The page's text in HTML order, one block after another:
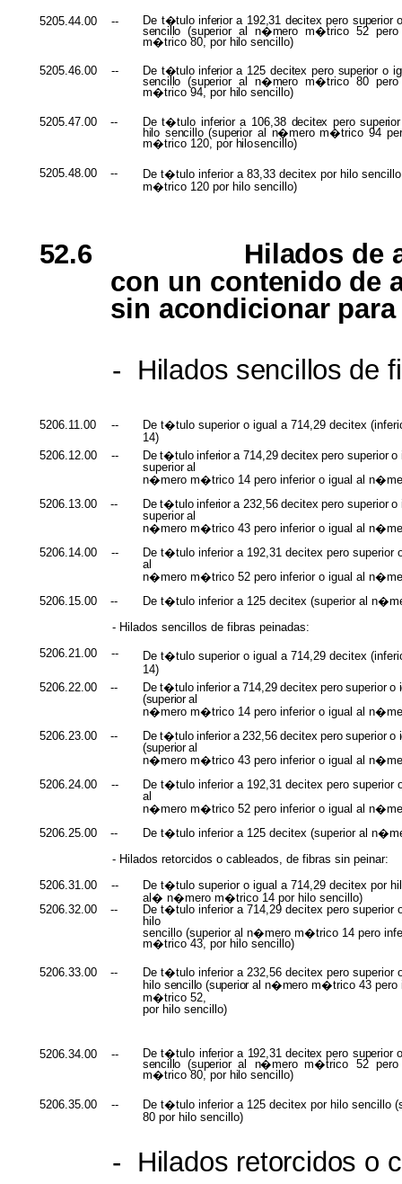
5205.44.00 -- De t�tulo inferiora 192,31 decitexperosuperior
sencillo (superior al n�mero m�trico 52
m�trico 80, por hilo sencillo)
5205.46.00 -- De t�tulo inferiora 125decitex pero superior o
sencillo (superior al n�mero m�trico 80
m�trico 94, por hilo sencillo)
5205.47.00 -- De t�tuloinferiora 106,38 decitex pero
hilo sencillo (superior al n�mero m�trico 94
m�trico 120, por hilosencillo)
5205.48.00 --
De t�tulo inferior a 83,33 decitex por hilo
m�trico 120 por hilo sencillo)
52.6 Hilados de
con un contenido de
sin acondicionar para
- Hilados sencillos de
5206.11.00 --
De t�tulo superior o igual a 714,29 decitex
14)
5206.12.00
-- De t�tulo inferior a 714,29 decitex pero superior o
superior al
n�mero m�trico 14 pero inferior o igual al
5206.13.00
-- De t�tulo inferior a 232,56 decitex pero superior o
superior al
n�mero m�trico 43 pero inferior o igual al
5206.14.00
--
De t�tulo inferior a 192,31 decitex pero superior
al
n�mero m�trico 52 pero inferior o igual al
5206.15.00
-- De t�tulo inferior a 125 decitex (superior al
- Hilados sencillos de fibras peinadas:
5206.21.00 --
De t�tulo superior o igual a 714,29 decitex
14)
5206.22.00
-- De t�tulo inferior a 714,29 decitex pero superior o
(superior al
n�mero m�trico 14 pero inferior o igual al
5206.23.00
-- De t�tulo inferior a 232,56 decitex pero superior o
(superior al
n�mero m�trico 43 pero inferior o igual al
5206.24.00
--
De t�tulo inferior a 192,31 decitex pero superior
al
n�mero m�trico 52 pero inferior o igual al
5206.25.00
-- De t�tulo inferior a 125 decitex (superior al
- Hilados retorcidos o cableados, de fibras sin peinar:
5206.31.00 --
De t�tulo superior o igual a 714,29 decitex por
al� n�mero m�trico 14 por hilo sencillo)
5206.32.00
--
De t�tulo inferior a 714,29 decitex pero superior
hilo
sencillo (superior al n�mero m�trico 14 pero
m�trico 43, por hilo sencillo)
5206.33.00 --
De t�tulo inferior a 232,56 decitex pero superior
hilo sencillo (superior al n�mero m�trico 43 pero
m�trico 52,
por hilo sencillo)
5206.34.00 -- De t�tuloinferior a 192,31decitexperosuperior
sencillo (superioral n�merom�trico 52
m�trico 80, por hilo sencillo)
5206.35.00 --
De t�tulo inferior a 125 decitex por hilo sencillo
80 por hilo sencillo)
- Hilados retorcidos o